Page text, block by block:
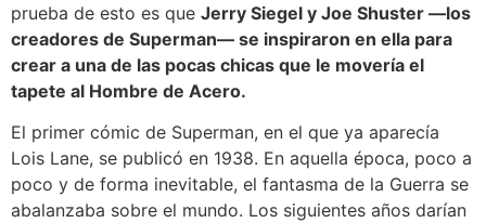
prueba de esto es que Jerry Siegel y Joe Shuster —los
creadores de Superman— se inspiraron en ella para
crear a una de las pocas chicas que le movería el
tapete al Hombre de Acero.
El primer cómic de Superman, en el que ya aparecía
Lois Lane, se publicó en 1938. En aquella época, poco a
poco y de forma inevitable, el fantasma de la Guerra se
abalanzaba sobre el mundo. Los siguientes años darían